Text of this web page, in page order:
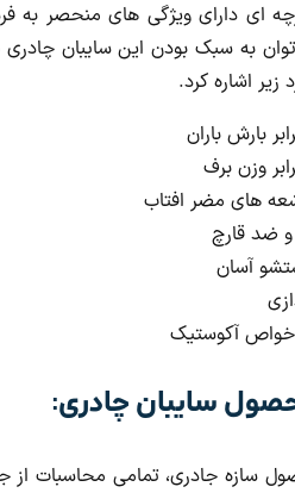
ای دارای ویژگی های منحصر به
به سبک بودن این سایبان
زیر اشاره کرد.
بارش باران
وزن برف
های مضر افتاب
و ضد قارچ
آسان
آکوستیک
سایبان چادری:
سازه جادری، تمامی محاسبات از